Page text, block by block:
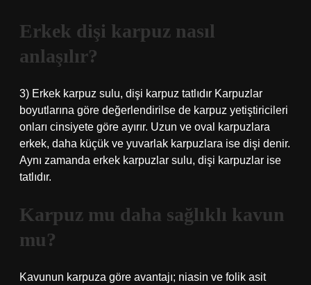
Erkek dişi karpuz nasıl
anlaşılır?
3) Erkek karpuz sulu, dişi karpuz tatlıdır Karpuzlar
boyutlarına göre değerlendirilse de karpuz yetiştiricileri
onları cinsiyete göre ayırır. Uzun ve oval karpuzlara
erkek, daha küçük ve yuvarlak karpuzlara ise dişi denir.
Aynı zamanda erkek karpuzlar sulu, dişi karpuzlar ise
tatlıdır.
Karpuz mu daha sağlıklı kavun
mu?
Kavunun karpuza göre avantajı; niasin ve folik asit